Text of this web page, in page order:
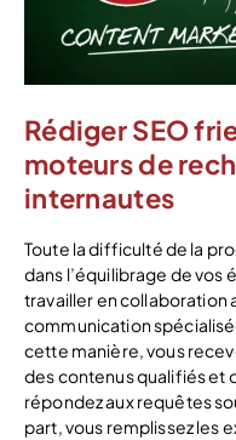
Rédiger SEO
moteurs de
internautes
Toute la difficulté de la
dans l’équilibrage de vos
travailler en collaboration
communication
cette manière, vous
des contenus qualifiés et
répondez aux requêtes
part, vous remplissez les